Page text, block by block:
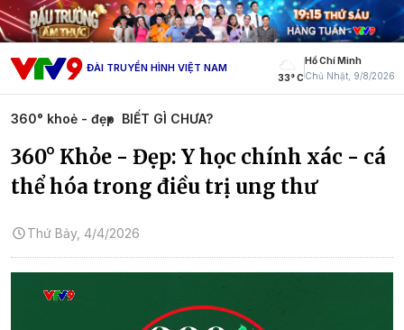
ĐÀI TRUYỀN HÌNH VIỆT NAM
33° C
Hồ Chí Minh
Chủ Nhật, 9/8/2026
360° khoẻ - đẹp BIẾT GÌ CHƯA?
360° Khỏe - Đẹp: Y học chính xác - cá
thể hóa trong điều trị ung thư
Thứ Bảy, 4/4/2026